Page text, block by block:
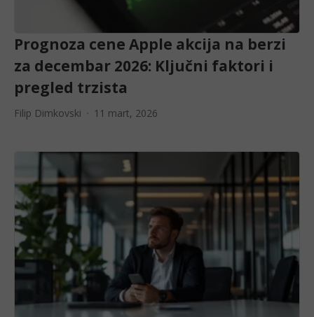
Prognoza cene Apple akcija na berzi
za decembar 2026: Ključni faktori i
pregled trzista
Filip Dimkovski 11 mart, 2026